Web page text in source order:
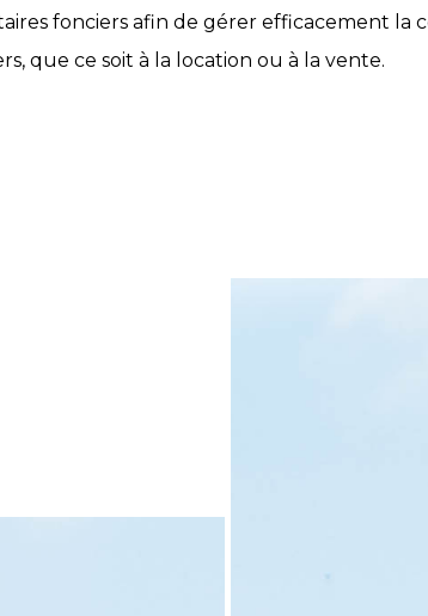
fonciers afin de gérer efficacement la
que ce soit à la location ou à la vente.